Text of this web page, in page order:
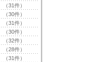
（31件）
（30件）
（31件）
（30件）
（32件）
（28件）
（31件）